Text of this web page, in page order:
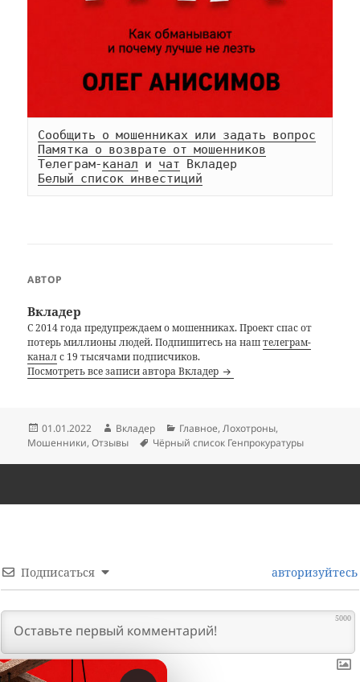
Сообщить о мошенниках или задать вопрос
Памятка о возврате от мошенников
Телеграм-канал и чат
Белый список инвестиций
АВТОР
Вкладер
С 2014 года предупреждаем о мошенниках. Проект спас от
потерь миллионы людей. Подпишитесь на наштелеграм-
каналс 19 тысячами подписчиков.
Посмотреть все записи автора Вкладер
Опубликовано
01.01.2022 Автор
Вкладер Рубрики
Главное,Лохотроны,
Мошенники,Отзывы Метки
Чёрный список Генпрокуратуры
Подписаться авторизуйтесь
5000